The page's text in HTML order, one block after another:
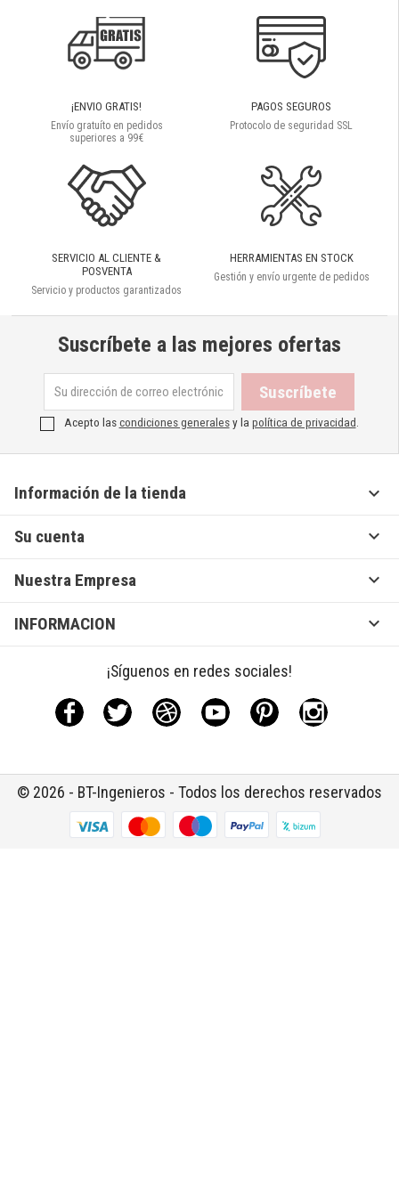
¡ENVIO GRATIS!
Envío gratuíto en pedidos
superiores a 99€
PAGOS SEGUROS
Protocolo de seguridad SSL
SERVICIO AL CLIENTE &
POSVENTA
Servicio y productos garantizados
HERRAMIENTAS EN STOCK
Gestión y envío urgente de pedidos
Suscríbete a las mejores ofertas
Acepto lascondiciones generalesy la política de privacidad
Información de la tienda 
Su cuenta 
Nuestra Empresa 
INFORMACION 
¡Síguenos en redes sociales!
Facebook Twitter Rss YouTubePinterestInstagram
© 2026 - BT-Ingenieros - Todos los derechos reservados